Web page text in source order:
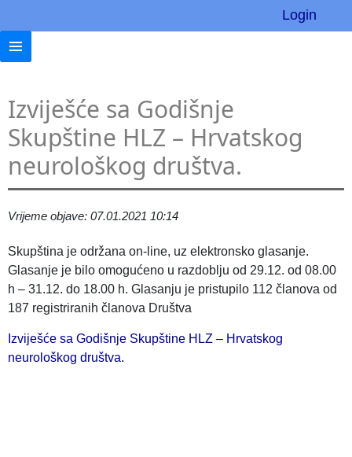
Login
Izviješće sa Godišnje
Skupštine HLZ – Hrvatskog
neurološkog društva.
Vrijeme objave: 07.01.2021 10:14
Skupština je održana on-line, uz elektronsko glasanje.
Glasanje je bilo omogućeno u razdoblju od 29.12. od 08.00
h – 31.12. do 18.00 h. Glasanju je pristupilo 112 članova od
187 registriranih članova Društva
Izviješće sa Godišnje Skupštine HLZ – Hrvatskog
neurološkog društva.